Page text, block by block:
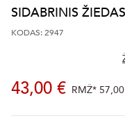
SIDABRINIS
KODAS: 2947
43,00 € RMŽ*